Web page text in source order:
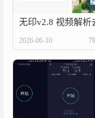
2026-06-10